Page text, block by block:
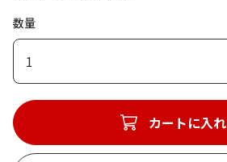
数量
1
カートに入